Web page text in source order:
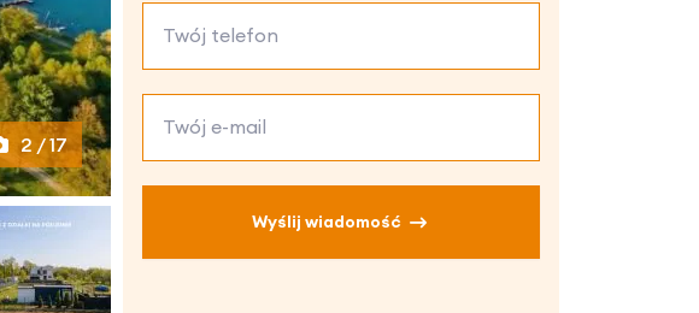
2 / 17
Wyślij wiadomość